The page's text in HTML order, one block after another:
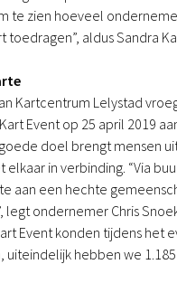
te zien hoeveel
toedragen”, aldus Sandra
Kartcentrum Lelystad
Event op 25 april 2019
doel brengt mensen
elkaar in verbinding. “Via
aan een hechte
legt ondernemer Chris
Event konden tijdens het
uiteindelijk hebben we